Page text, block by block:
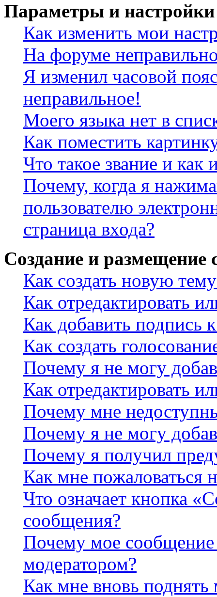
Параметры и настройки
Как изменить мои
На форуме
Я изменил часовой
неправильное!
Моего языка нет в
Как поместить
Что такое звание и как
Почему, когда я
пользователю
страница входа?
Создание и размещение
Как создать новую
Как отредактировать
Как добавить подпись
Как создать
Почему я не могу
Как отредактировать
Почему мне
Почему я не могу
Почему я получил
Как мне пожаловаться
Что означает кнопка
сообщения?
Почему мое сообщение
модератором?
Как мне вновь